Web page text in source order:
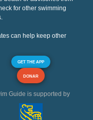
for other swimming
can help keep other
GET THE APP
DONAR
Guide is supported by